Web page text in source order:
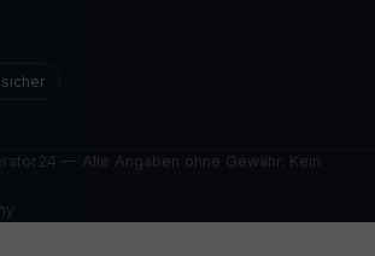
— Alle Angaben ohne Gewähr. Kein